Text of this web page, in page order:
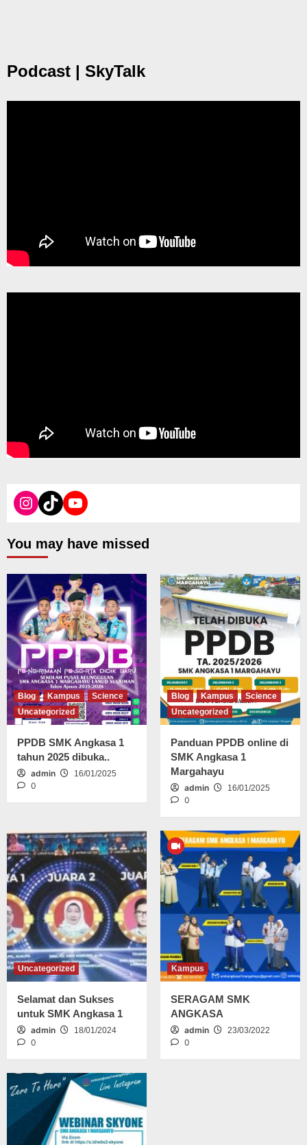
Podcast | SkyTalk
You may have missed
Blog Kampus
Science
Uncategorized
PPDB SMK Angkasa 1
tahun 2025 dibuka..
admin 16/01/2025
0
Blog Kampus
Science
Uncategorized
Panduan PPDB online di
SMK Angkasa 1
Margahayu
admin 16/01/2025
0
Uncategorized
Selamat dan Sukses
untuk SMK Angkasa 1
admin 18/01/2024
0
Kampus
SERAGAM SMK
ANGKASA
admin 23/03/2022
0